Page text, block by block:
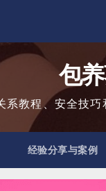
包
系教程、安全技
经验分享与案例